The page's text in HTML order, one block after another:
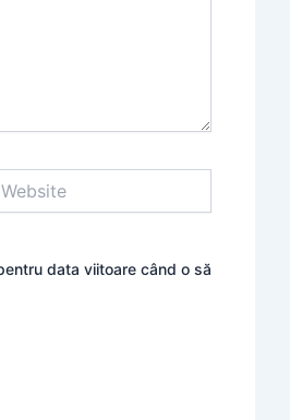
data viitoare când o să